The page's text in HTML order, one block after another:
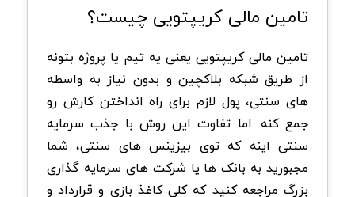
تامین مالی کریپتویی چیست؟
تامین مالی کریپتویی یعنی یه تیم یا پروژه بتونه
از طریق شبکه بلاکچین و بدون نیاز به واسطه
های سنتی، پول لازم برای راه انداختن کارش رو
جمع کنه. اما تفاوت این روش با جذب سرمایه
سنتی اینه که توی بیزینس های سنتی، شما
مجبورید به بانک ها یا شرکت های سرمایه گذاری
بزرگ مراجعه کنید که کلی کاغذ بازی و قرارداد و